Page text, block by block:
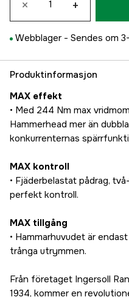
× +
Webblager - Sendes om
Produktinformasjon
MAX effekt
• Med 244 Nm max
Hammerhead mer än
konkurrenternas
MAX kontroll
• Fjäderbelastat pådrag,
perfekt kontroll.
MAX tillgång
• Hammarhuvudet är
trånga utrymmen.
Från företaget Ingersoll
1934, kommer en